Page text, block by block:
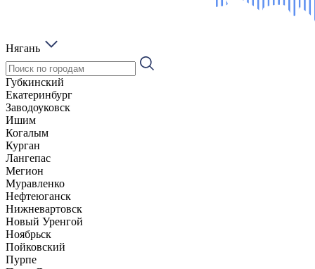
Нягань
Губкинский
Екатеринбург
Заводоуковск
Ишим
Когалым
Курган
Лангепас
Мегион
Муравленко
Нефтеюганск
Нижневартовск
Новый Уренгой
Ноябрьск
Пойковский
Пурпе